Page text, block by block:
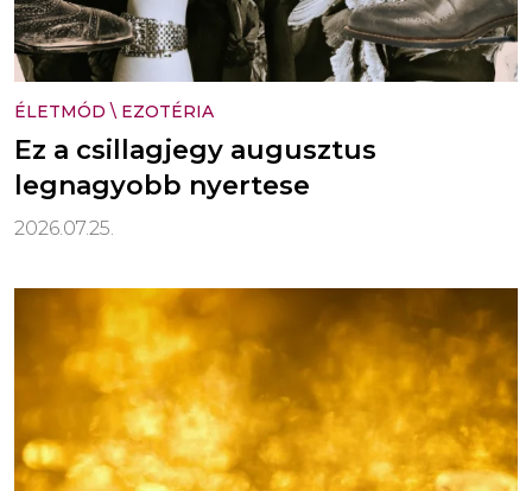
ÉLETMÓD \ EZOTÉRIA
Ez a csillagjegy augusztus
legnagyobb nyertese
2026.07.25.